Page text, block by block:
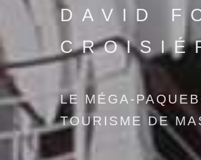
DAVID
LE MÉGA-
TOURISME DE